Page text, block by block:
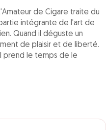
de Cigare traite du
intégrante de l'art de
Quand il déguste un
de plaisir et de liberté.
prend le temps de le